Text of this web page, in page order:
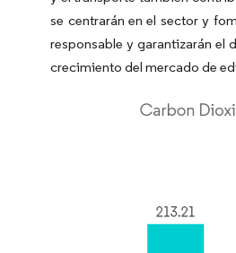
se centrarán en el sector y
responsable y garantizarán el
crecimiento del mercado de